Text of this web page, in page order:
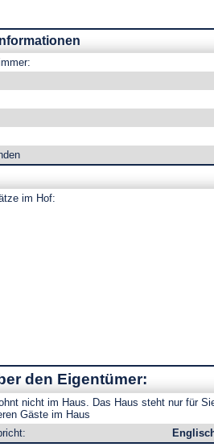
im Hof:
den Eigentümer:
nicht im Haus. Das Haus steht nur für
Gäste im Haus